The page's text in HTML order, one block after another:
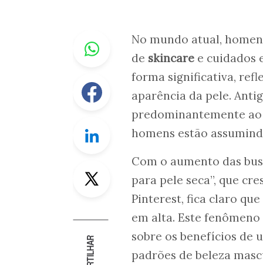
Whastapp
Facebook
Linkedin
Twitter
No mundo atual,
de skincare e cuidados
forma significativa,
aparência da pele.
predominantemente
homens estão
Com o aumento das
para pele seca”, que
Pinterest, fica claro
em alta. Este
sobre os benefícios de
padrões de beleza